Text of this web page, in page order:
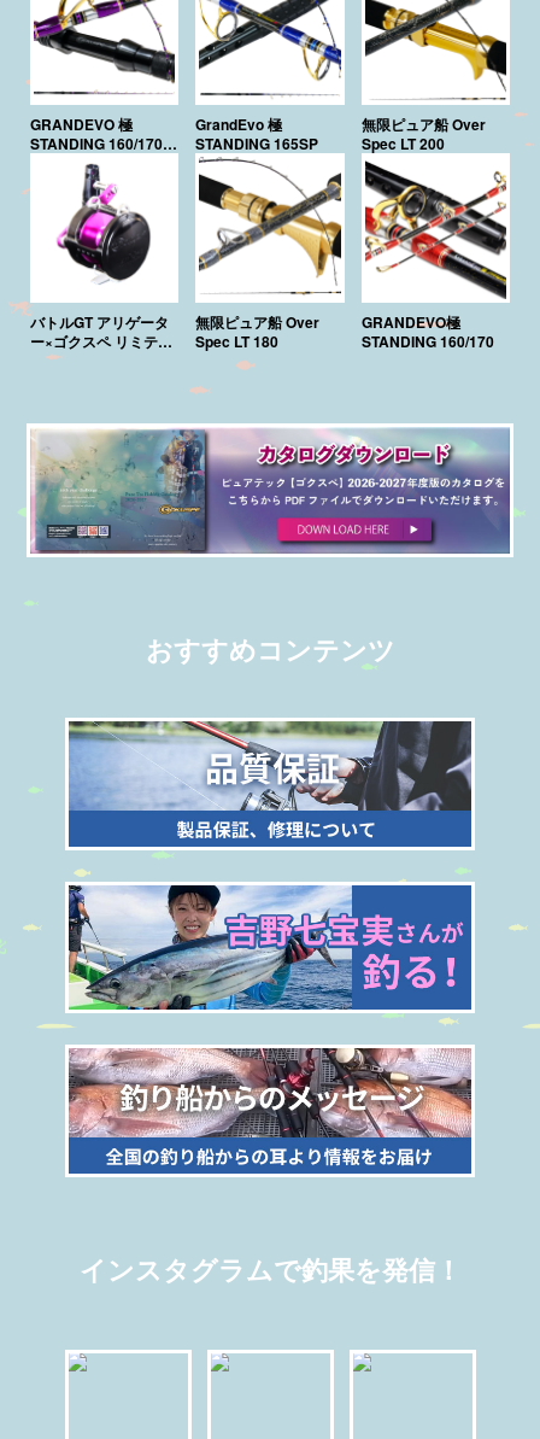
GRANDEVO 極
STANDING 160/170
Purple Edition
GrandEvo 極
STANDING 165SP
無限ピュア船 Over
Spec LT 200
バトルGT アリゲータ
ー×ゴクスペ リミテッ
無限ピュア船 Over
Spec LT 180
GRANDEVO極
STANDING 160/170
おすすめコンテンツ
インスタグラムで釣果を発信！